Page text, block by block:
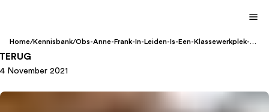
Home/Kennisbank/Obs-Anne-Frank-In-Leiden-Is-Een-Klassewerkplek-
4 November 2021